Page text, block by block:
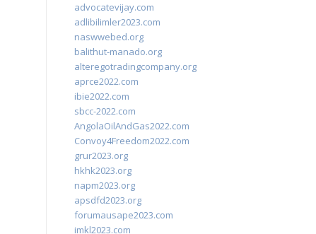
advocatevijay.com
adlibilimler2023.com
naswwebed.org
balithut-manado.org
alteregotradingcompany.org
aprce2022.com
ibie2022.com
sbcc-2022.com
AngolaOilAndGas2022.com
Convoy4Freedom2022.com
grur2023.org
hkhk2023.org
napm2023.org
apsdfd2023.org
forumausape2023.com
imkl2023.com